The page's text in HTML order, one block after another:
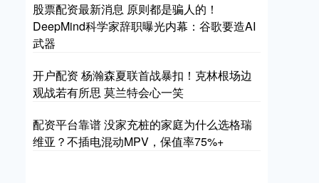
股票配资最新消息 原则都是骗人的！
DeepMind科学家辞职曝光内幕：谷歌要造AI
武器
开户配资 杨瀚森夏联首战暴扣！克林根场边
观战若有所思 莫兰特会心一笑
配资平台靠谱 没家充桩的家庭为什么选格瑞
维亚？不插电混动MPV，保值率75%+